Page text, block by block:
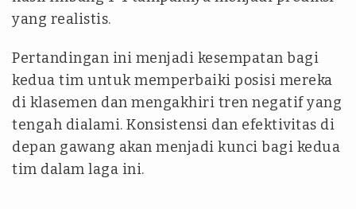
yang realistis.
Pertandingan ini menjadi kesempatan bagi
kedua tim untuk memperbaiki posisi mereka
di klasemen dan mengakhiri tren negatif yang
tengah dialami. Konsistensi dan efektivitas di
depan gawang akan menjadi kunci bagi kedua
tim dalam laga ini.